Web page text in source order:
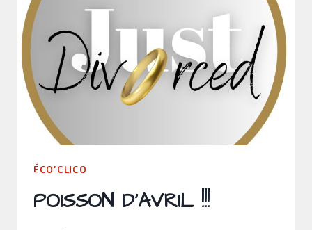
ÉCO'CLICO
POISSON D’AVRIL !!!